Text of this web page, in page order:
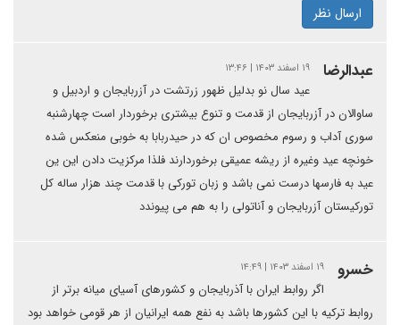
ارسال نظر
عبدالرضا ۱۹ اسفند ۱۴۰۳ | ۱۳:۴۶
عید سال نو بدلیل ظهور زرتشت در آزربایجان و اردبیل و
ساوالان در آزربایجان از قدمت و تنوع بیشتری برخوردار است چهارشنبه
سوری آداب و رسوم مخصوص ان که در حیدربابا به خوبی منعکس شده
خونچه عید وغیره از ریشه عمیقی برخوردارند فلذا مرکزیت دادن این ین
عید به فارسها درست نمی باشد و زبان تورکی با قدمت چند هزار ساله کل
تورکیستان آزربایجان و آناتولی را به هم می پیوندد
خسرو ۱۹ اسفند ۱۴۰۳ | ۱۴:۴۹
اگر روابط ایران با آذربایجان و کشورهای آسیای میانه برتر از
روابط ترکیه با این کشورها باشد به نفع همه ایرانیان از هر قومی خواهد بود